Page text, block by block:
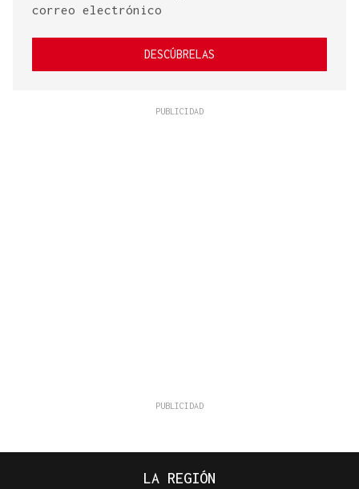
correo electrónico
DESCÚBRELAS
LA REGIÓN